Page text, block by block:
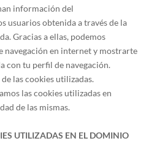
información del
usuarios obtenida a través de la
Gracias a ellas, podemos
navegación en internet y mostrarte
con tu perfil de navegación.
las cookies utilizadas.
las cookies utilizadas en
de las mismas.
UTILIZADAS EN EL DOMINIO